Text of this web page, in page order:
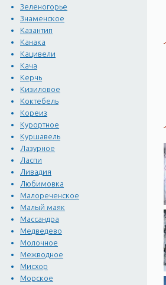
Зеленогорье
Знаменское
Казантип
Канака
Кацивели
Кача
Керчь
Кизиловое
Коктебель
Кореиз
Курортное
Куршавель
Лазурное
Ласпи
Ливадия
Любимовка
Малореченское
Малый маяк
Массандра
Медведево
Молочное
Межводное
Мисхор
Морское